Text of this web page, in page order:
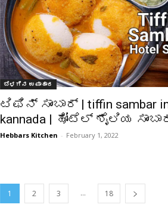
ಬೆಳಗಿನ ಉಪಾಹಾರ
ಟಿಫಿನ್ ಸಾಂಬಾರ್ | tiffin sambar
kannada | ಹೋಟೆಲ್ ಶೈಲಿಯ
Hebbars Kitchen - February 1, 2022
1 2 3 ... 18